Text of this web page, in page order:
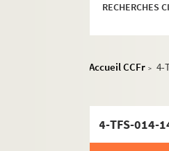
RECHERCHES
Accueil CCFr > 4-
Années
Années